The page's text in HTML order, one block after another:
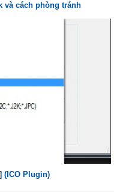
và cách phòng tránh
(ICO Plugin)